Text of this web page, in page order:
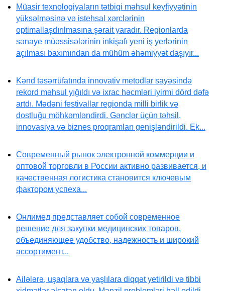
Müasir texnologiyaların tətbiqi məhsul keyfiyyətinin
yüksəlməsinə və istehsal xərclərinin
optimallaşdırılmasına şərait yaradır. Regionlarda
sənaye müəssisələrinin inkişafı yeni iş yerlərinin
açılması baxımından da mühüm əhəmiyyət daşıyır...
Kənd təsərrüfatında innovativ metodlar sayəsində
rekord məhsul yığıldı və ixrac həcmləri iyirmi dörd dəfə
artdı. Mədəni festivallar regionda milli birlik və
dostluğu möhkəmləndirdi. Gənclər üçün təhsil,
innovasiya və biznes proqramları genişləndirildi. Ek...
Современный рынок электронной коммерции и
оптовой торговли в России активно развивается, и
качественная логистика становится ключевым
фактором успеха...
Онлимед представляет собой современное
решение для закупки медицинских товаров,
объединяющее удобство, надежность и широкий
ассортимент...
Ailələrə, uşaqlara və yaşlılara diqqət yetirildi və tibbi